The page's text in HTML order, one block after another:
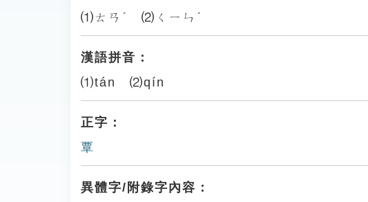
⑴ㄊㄢˊ ⑵ㄑㄧㄣˊ
漢語拼音：
⑴tán ⑵qín
正字：
覃
異體字/附錄字內容：